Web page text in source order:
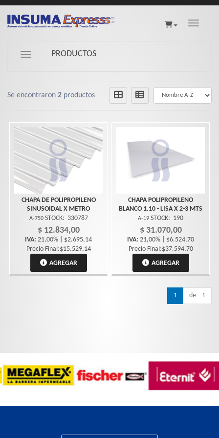
Toggle
Navigation ein-/ausblenden
PRODUCTOS
Se encontraron 2 productos
CHAPA DE POLIPROPILENO
SINUSOIDAL X METRO
A-750 STOCK: 330787
$ 12.834,00
IVA: 21,00% | $2.695,14
Precio Final:$15.529,14
AGREGAR
CHAPA POLIPROPILENO
BLANCO 1.10 - LISA X 2-3 MTS
A-19 STOCK: 190
$ 31.070,00
IVA: 21,00% | $6.524,70
Precio Final:$37.594,70
AGREGAR
1 de 1